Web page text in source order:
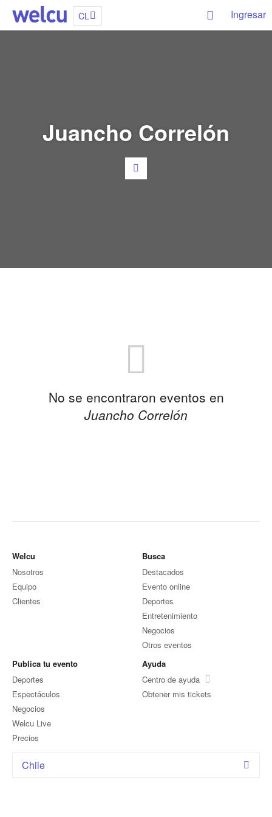
CL Ingresar
Juancho Correlón
No se encontraron eventos en
Juancho Correlón
Welcu
Nosotros
Equipo
Clientes
Busca
Destacados
Evento online
Deportes
Entretenimiento
Negocios
Otros eventos
Publica tu evento
Deportes
Espectáculos
Negocios
Welcu Live
Precios
Ayuda
Centro de ayuda
Obtener mis tickets
Chile